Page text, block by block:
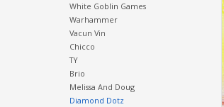
White Goblin Games
Warhammer
Vacun Vin
Chicco
TY
Brio
Melissa And Doug
Diamond Dotz